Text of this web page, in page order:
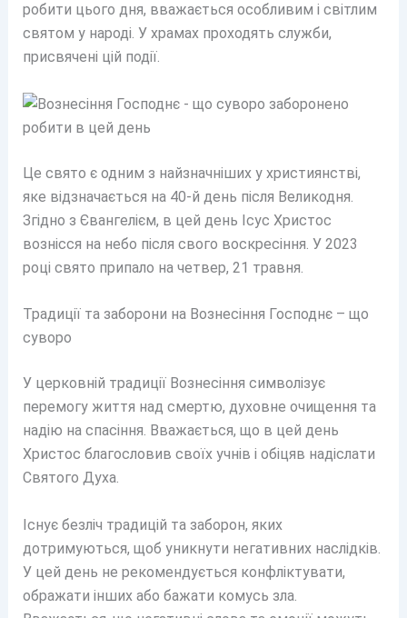
робити цього дня, вважається особливим і світлим
святом у народі. У храмах проходять служби,
присвячені цій події.
Це свято є одним з найзначніших у християнстві,
яке відзначається на 40-й день після Великодня.
Згідно з Євангелієм, в цей день Ісус Христос
вознісся на небо після свого воскресіння. У 2023
році свято припало на четвер, 21 травня.
Традиції та заборони на Вознесіння Господнє – що
суворо
У церковній традиції Вознесіння символізує
перемогу життя над смертю, духовне очищення та
надію на спасіння. Вважається, що в цей день
Христос благословив своїх учнів і обіцяв надіслати
Святого Духа.
Існує безліч традицій та заборон, яких
дотримуються, щоб уникнути негативних наслідків.
У цей день не рекомендується конфліктувати,
ображати інших або бажати комусь зла.